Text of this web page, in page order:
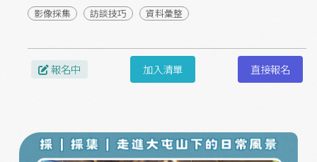
影像採集 訪談技巧 資料彙整
報名中 加入清單 直接報名